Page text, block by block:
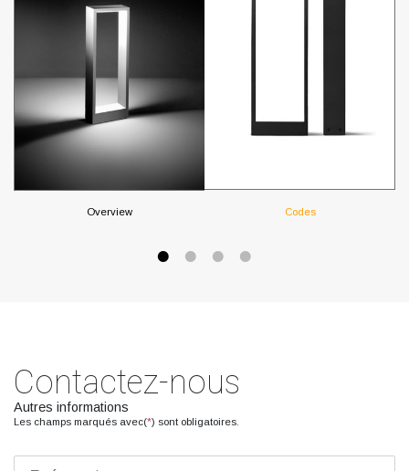
Overview Codes
Contactez-nous
Autres informations
Les champs marqués avec(*) sont obligatoires.